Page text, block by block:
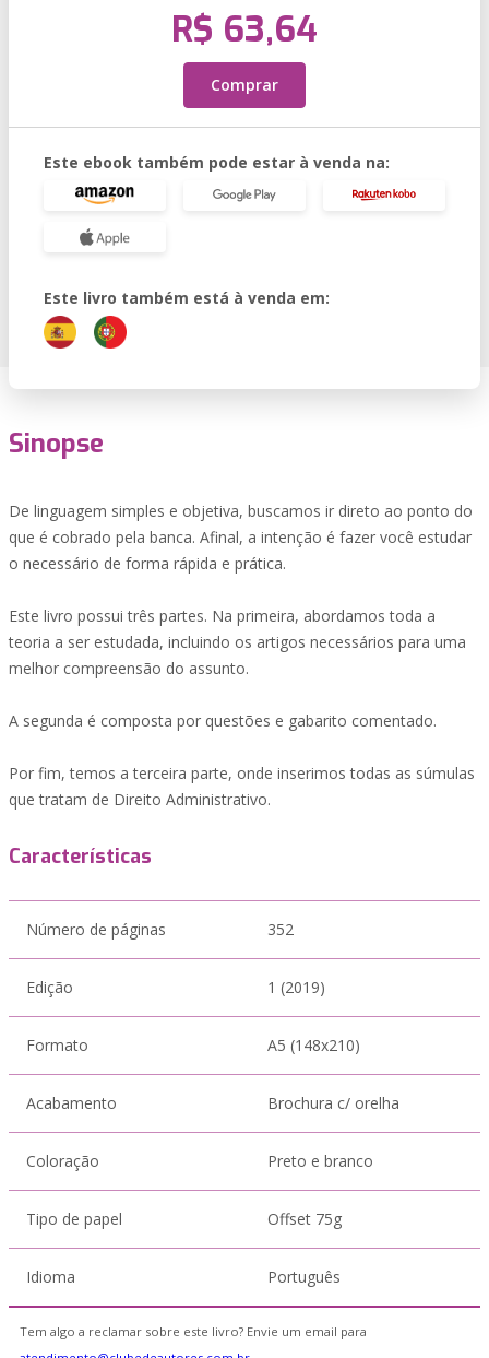
R$ 63,64
Comprar
Este ebook também pode estar à venda na:
Este livro também está à venda em:
Sinopse
De linguagem simples e objetiva, buscamos ir direto ao ponto do
que é cobrado pela banca. Afinal, a intenção é fazer você estudar
o necessário de forma rápida e prática.
Este livro possui três partes. Na primeira, abordamos toda a
teoria a ser estudada, incluindo os artigos necessários para uma
melhor compreensão do assunto.
A segunda é composta por questões e gabarito comentado.
Por fim, temos a terceira parte, onde inserimos todas as súmulas
que tratam de Direito Administrativo.
Características
Número de páginas 352
Edição 1 (2019)
Formato A5 (148x210)
Acabamento Brochura c/ orelha
Coloração Preto e branco
Tipo de papel Offset 75g
Idioma Português
Tem algo a reclamar sobre este livro? Envie um email para